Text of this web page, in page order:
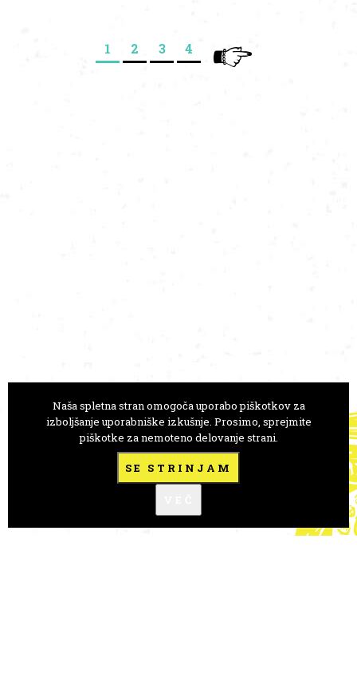
1 2 3 4 >
GLEDALIŠČE ANE MONRO
Trg Prekomorskih brigad 1
1000 Ljubljana, Slovenija
goro.anamonro@gmail.com
Naša spletna stran omogoča uporabo piškotkov za
izboljšanje uporabniške izkušnje. Prosimo, sprejmite
piškotke za nemoteno delovanje strani.
SE STRINJAM